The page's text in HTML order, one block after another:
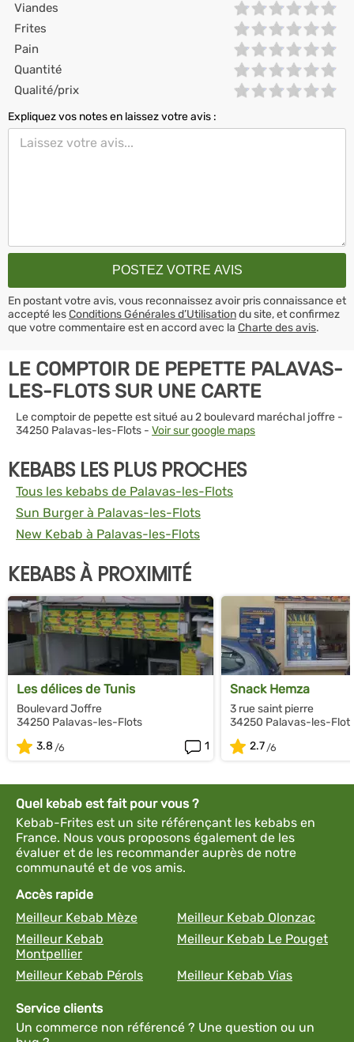
Viandes
Frites
Pain
Quantité
Qualité/prix
Expliquez vos notes en laissez votre avis :
En postant votre avis, vous reconnaissez avoir pris connaissance et
accepté lesConditions Générales d’Utilisationdu site, et confirmez
que votre commentaire est en accord avec la Charte des avis.
LE COMPTOIR DE PEPETTE PALAVAS-
LES-FLOTS SUR UNE CARTE
Le comptoir de pepette est situé au 2 boulevard maréchal joffre -
34250 Palavas-les-Flots - Voir sur google maps
KEBABS LES PLUS PROCHES
Tous les kebabs de Palavas-les-Flots
Sun Burger à Palavas-les-Flots
New Kebab à Palavas-les-Flots
KEBABS À PROXIMITÉ
Les délices de Tunis
Boulevard Joffre
34250 Palavas-les-Flots
3.8
1
Snack Hemza
3 rue saint pierre
34250 Palavas-les-
2.7
Quel kebab est fait pour vous ?
Kebab-Frites est un site référençant les kebabs en
France. Nous vous proposons également de les
évaluer et de les recommander auprès de notre
communauté et de vos amis.
Accès rapide
Meilleur Kebab Mèze
Meilleur Kebab Olonzac
Meilleur Kebab
Montpellier
Meilleur Kebab Le Pouget
Meilleur Kebab Pérols Meilleur Kebab Vias
Service clients
Un commerce non référencé ? Une question ou un